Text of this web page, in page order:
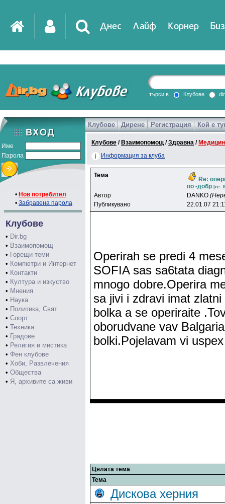
Днес Лайф Корнер
DirTV Impressio
Games
търси в Клубове
Име
Парола
• Нов потребител
• Забравена парола
Клубове
• Dir.bg
• Взаимопомощ
• Горещи теми
• Компютри и Интернет
• Контакти
• Култура и изкуство
• Мнения
• Наука
• Политика, Свят
• Спорт
• Техника
• Градове
• Религия и мистика
• Фен клубове
• Хоби, Развлечения
• Общества
• Я, архивите са живи
Клубове Дирене Регистрация Кой е
Клубове / Взаимопомощ /Здравна /
Информация за клуба
Тема
Re:
по -добр [re:
Автор DANKO
Публикувано
22.01.07
Operirah se predi 4
SOFIA sas sa6tata
mnogo dobre.Operira
sa jivi i zdravi imat
bolka a se operiraite
oborudvane vav
bolki.Pojelavam vi uspex
Цялата тема
Тема
Дискова херния